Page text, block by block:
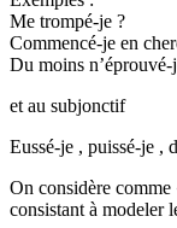
Me trompé-je ?
Commencé-je en
Du moins
et au subjonctif
Eussé-je , puissé-je ,
On considère
consistant à modeler